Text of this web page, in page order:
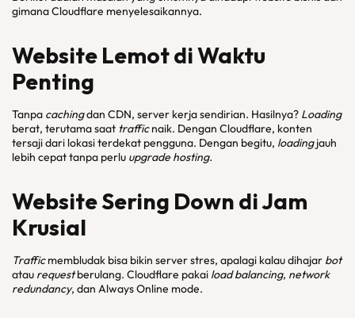
gimana Cloudflare menyelesaikannya.
Website Lemot di Waktu
Penting
Tanpa cachingdan CDN, server kerja sendirian. Hasilnya? Loading
berat, terutama saat trafficnaik. Dengan Cloudflare, konten
tersaji dari lokasi terdekat pengguna. Dengan begitu, loadingjauh
lebih cepat tanpa perlu upgrade hosting.
WebsiteSering Down di Jam
Krusial
Trafficmembludak bisa bikin server stres, apalagi kalau dihajar bot
atau requestberulang. Cloudflare pakai load balancing, network
redundancy, dan Always Online mode.